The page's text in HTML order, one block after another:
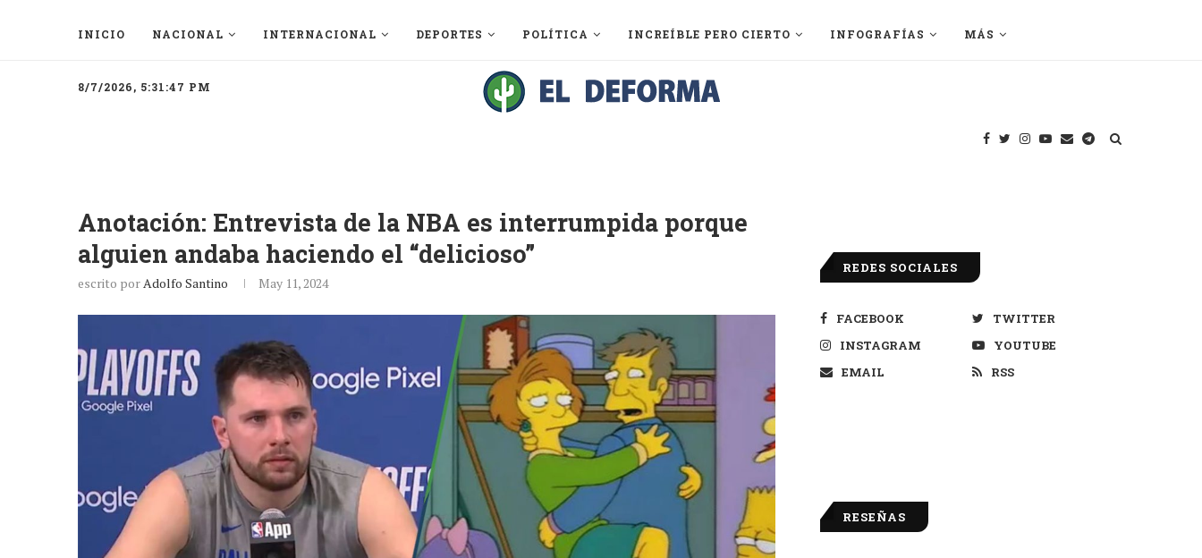
INICIO NACIONAL INTERNACIONAL DEPORTES POLÍTICA INCREÍBLE PERO CIERTO INFOGRAFÍAS MÁS
8/7/2026, 5:31:47 PM
Anotación: Entrevista de la NBA es interrumpida porque
alguien andaba haciendo el “delicioso”
escrito porAdolfo Santino May 11, 2024
REDES SOCIALES
FACEBOOK
TWITTER
INSTAGRAM
YOUTUBE
EMAIL
RSS
RESEÑAS